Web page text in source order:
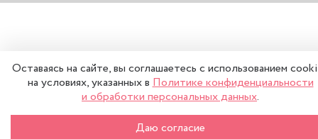
– +
Оставаясь на сайте, вы соглашаетесь с использованием
на условиях, указанных вПолитике конфиденциальности
и обработки персональных данных.
Даю согласие